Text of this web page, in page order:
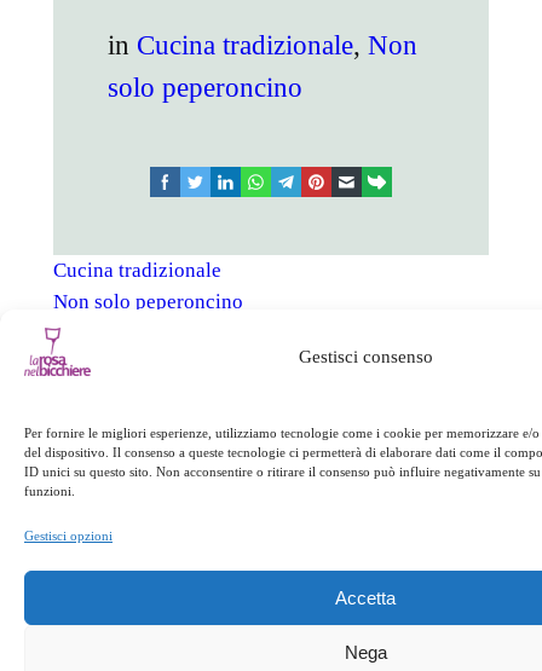
Gestisci consenso
Per fornire le migliori esperienze, utilizziamo tecnologie come i cookie per memorizzare e/
del dispositivo. Il consenso a queste tecnologie ci permetterà di elaborare dati come il
ID unici su questo sito. Non acconsentire o ritirare il consenso può influire negativamente
funzioni.
Gestisci opzioni
Accetta
Nega
in Cucina tradizionale, Non
solo peperoncino
facebooktwitterlinkedinwhatsapptelegram
pinterest email link
Cucina tradizionale
Non solo peperoncino
Erasmo
sapori di primavera →